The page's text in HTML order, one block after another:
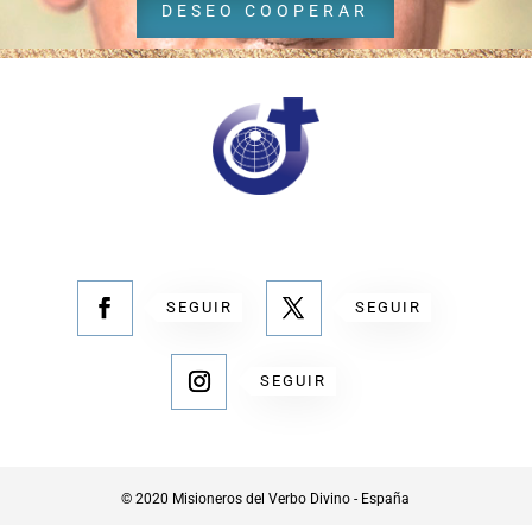
DESEO COOPERAR
SEGUIR SEGUIR
SEGUIR
© 2020 Misioneros del Verbo Divino - España